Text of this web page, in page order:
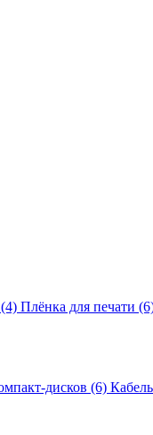
Плёнка для печати
дисков (6)